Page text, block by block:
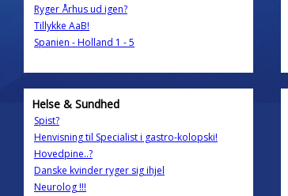
Ryger Århus ud igen?
Tillykke AaB!
Spanien - Holland 1 - 5
Helse & Sundhed
Spist?
Henvisning til Specialist i gastro-kolopski!
Hovedpine..?
Danske kvinder ryger sig ihjel
Neurolog !!!